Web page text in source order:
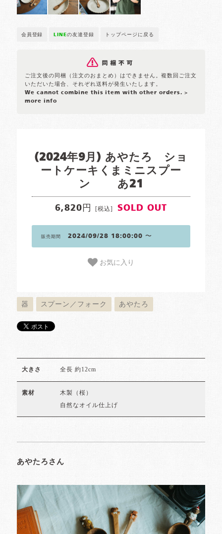
会員登録 LINEの友達登録 トップページに戻る
ご注文後の同梱（注文のおまとめ）はできません。複数回ご注文
いただいた場合、それぞれ送料が発生いたします。
We cannot combine this item with other orders. >
more info
(2024年9月) あやたろ ショ
ートケーキくまミニスプー
ン あ21
6,820円 [税込] SOLD OUT
販売期間 2024/09/28 18:00:00 〜
お気に入り
器 スプーン／フォーク あやたろ
大きさ 全長 約12cm
素材 木製（桜）
自然なオイル仕上げ
あやたろさん